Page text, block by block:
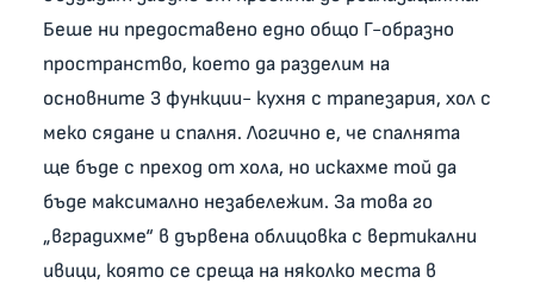
БЛОГ
ЗА НАС
КОНТАКТИ
ЗАПИТВАНЕ
Беше ни предоставено едно общо Г-образно
пространство, което да разделим на
основните 3 функции- кухня с трапезария, хол с
меко сядане и спалня. Логично е, че спалнята
ще бъде с преход от хола, но искахме той да
бъде максимално незабележим. За това го
„вградихме“ в дървена облицовка с вертикални
ивици, която се среща на няколко места в